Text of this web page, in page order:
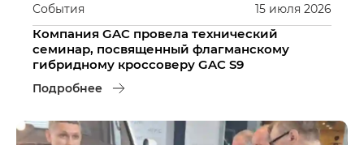
15 июля 2026
События
Компания GAC провела технический
семинар, посвященный флагманскому
гибридному кроссоверу GAC S9
Подробнее